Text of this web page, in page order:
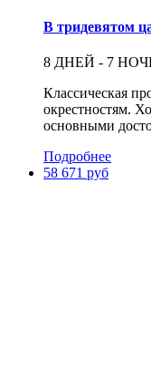
В тридевятом
8 ДНЕЙ - 7
Классическая
окрестностям.
основными
Подробнее
58 671 руб